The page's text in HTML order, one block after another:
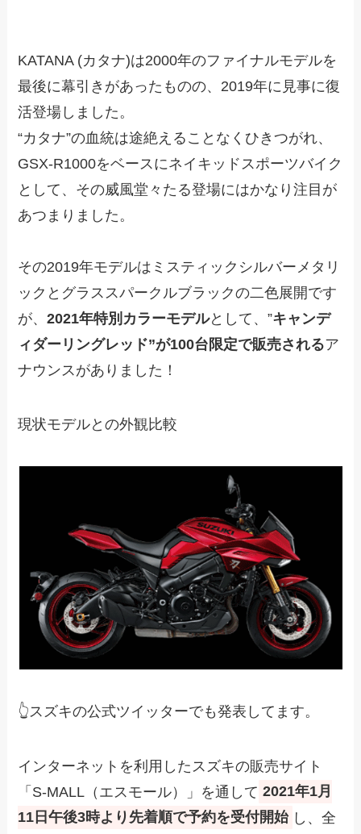
KATANA (カタナ)は2000年のファイナルモデルを
最後に幕引きがあったものの、2019年に見事に復
活登場しました。
“カタナ”の血統は途絶えることなくひきつがれ、
GSX-R1000をベースにネイキッドスポーツバイク
として、その威風堂々たる登場にはかなり注目が
あつまりました。
その2019年モデルはミスティックシルバーメタリ
ックとグラススパークルブラックの二色展開です
が、2021年特別カラーモデルとして、”キャンデ
ィダーリングレッド”が100台限定で販売されるア
ナウンスがありました！
現状モデルとの外観比較
👆スズキの公式ツイッターでも発表してます。
インターネットを利用したスズキの販売サイト
「S-MALL（エスモール）」を通して 2021年1月
11日午後3時より先着順で予約を受付開始 し、全